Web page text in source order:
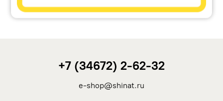
+7 (34672) 2-62-32
e-shop@shinat.ru